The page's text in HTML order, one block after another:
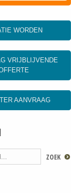
WORDEN
VRIJBLIJVENDE
AANVRAAG